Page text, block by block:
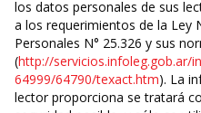
los datos personales de sus
a los requerimientos de la Ley
Personales N° 25.326 y sus
(http://servicios.infoleg.gob.ar/
64999/64790/texact.htm). La
lector proporciona se tratará